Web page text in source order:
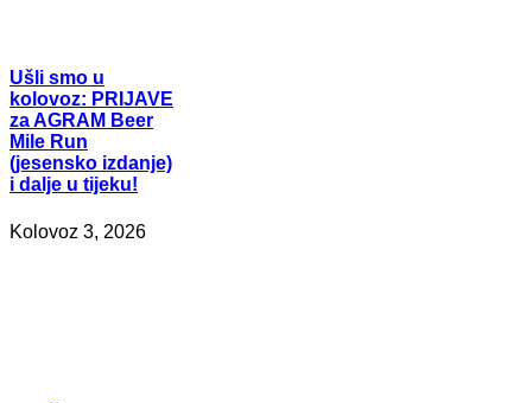
Ušli smo u
kolovoz: PRIJAVE
za AGRAM Beer
Mile Run
(jesensko izdanje)
i dalje u tijeku!
Kolovoz 3, 2026